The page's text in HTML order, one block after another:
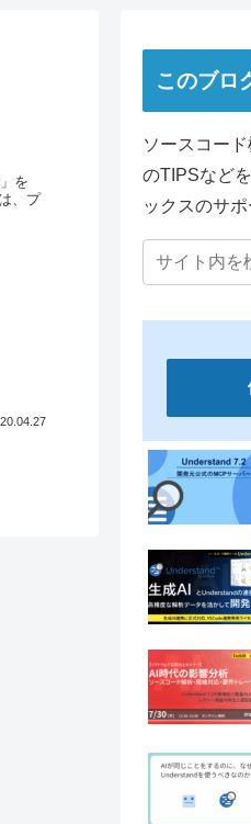
を
、プ
このブロ
ソースコー
のTIPSなど
ックスのサ